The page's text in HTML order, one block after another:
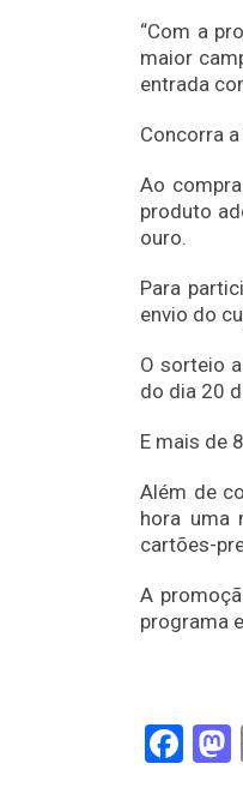
“Com a
maior
entrada
Concorra
Ao
produto
ouro.
Para
envio do
O sorteio
do dia 20
E mais de
Além de
hora uma
cartões-
A
programa